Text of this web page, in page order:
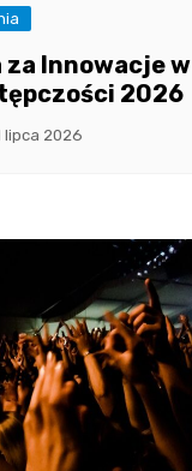
za Innowacje w
2026
lipca 2026